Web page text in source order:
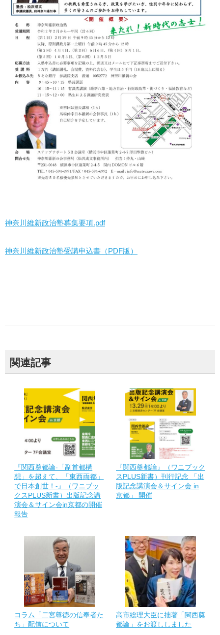
神奈川維新政治塾募集要項.pdf
神奈川維新政治塾受講申込書（PDF版）
関連記事
『関西奠都論-「副首都構
想」を超えて、「東西両都」
で日本創世！-』（ワニブッ
クスPLUS新書）出版記念講
演会＆サイン会in京都の開催
報告
『関西奠都論』（ワニブック
スPLUS新書）刊行記念 「出
版記念講演会＆サイン会 in
京都」 開催
コラム「二宮尊徳の信奉者た
ち」配信について
高市総理大臣に拙著「関西奠
都論」をお渡ししました